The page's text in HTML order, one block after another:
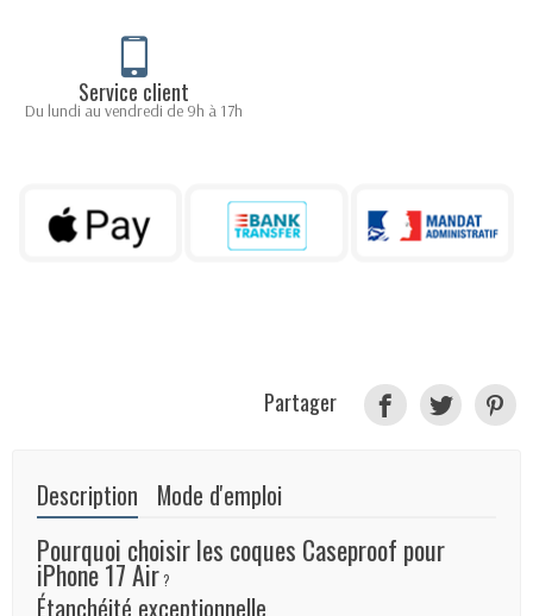
Service client
Du lundi au vendredi de 9h à 17h
Partager
Description Mode d'emploi
Pourquoi choisir les coques Caseproof pour
iPhone 17 Air?
Étanchéité exceptionnelle